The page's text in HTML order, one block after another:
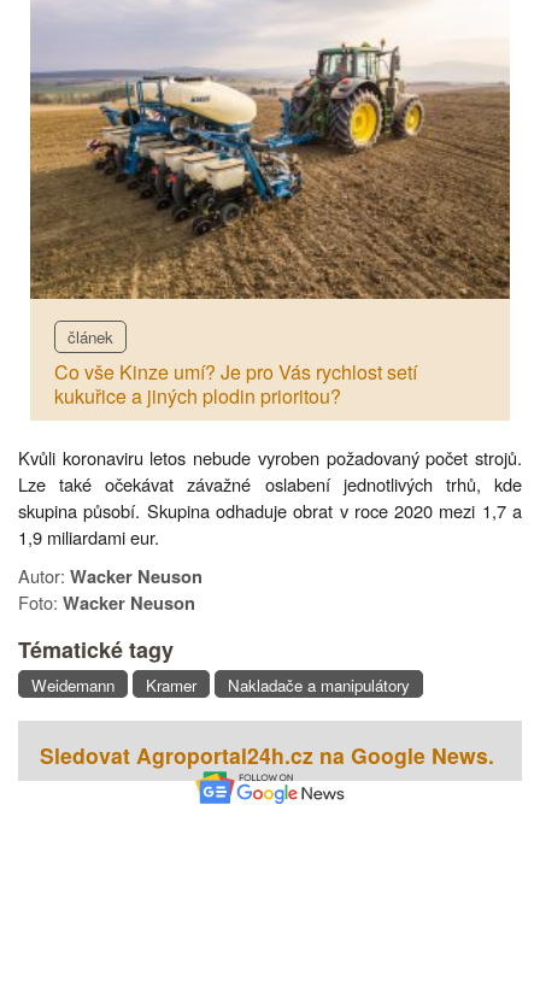
článek
Co vše Kinze umí? Je pro Vás rychlost setí
kukuřice a jiných plodin prioritou?
Kvůli koronaviru letos nebude vyroben požadovaný počet strojů.
Lze také očekávat závažné oslabení jednotlivých trhů, kde
skupina působí. Skupina odhaduje obrat v roce 2020 mezi 1,7 a
1,9 miliardami eur.
Autor: Wacker Neuson
Foto: Wacker Neuson
Tématické tagy
Weidemann Kramer Nakladače a manipulátory
Sledovat Agroportal24h.cz na Google News.